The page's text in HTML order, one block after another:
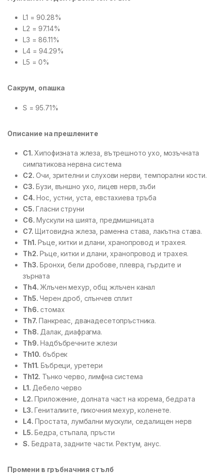
L1 = 90.28%
L2 = 97.14%
L3 = 86.11%
L4 = 94.29%
L5 = 0%
Сакрум, опашка
S = 95.71%
Описание на прешлените
C1. Хипофизната жлеза, вътрешното ухо, мозъчната
симпатикова нервна система
C2. Очи, зрителни и слухови нерви, темпорални кости.
C3. Бузи, външно ухо, лицев нерв, зъби
C4. Нос, устни, уста, евстахиева тръба
C5. Гласни струни
C6. Мускули на шията, предмишницата
C7. Щитовидна жлеза, раменна става, лакътна става.
Th1. Ръце, китки и длани, хранопровод и трахея.
Th2. Ръце, китки и длани, хранопровод и трахея.
Th3. Бронхи, бели дробове, плевра, гърдите и
зърната
Th4. Жлъчен мехур, общ жлъчен канал
Th5. Черен дроб, слънчев сплит
Th6. стомах
Th7. Панкреас, дванадесетопръстника.
Th8. Далак, диафрагма.
Th9. Надбъбречните жлези
Th10. бъбрек
Th11. Бъбреци, уретери
Th12. Тънко черво, лимфна система
L1. Дебело черво
L2. Приложение, долната част на корема, бедрата
L3. Гениталиите, пикочния мехур, коленете.
L4. Простата, лумбални мускули, седалищен нерв
L5. Бедра, стъпала, пръсти
S. Бедрата, задните части. Ректум, анус.
Промени в гръбначния стълб